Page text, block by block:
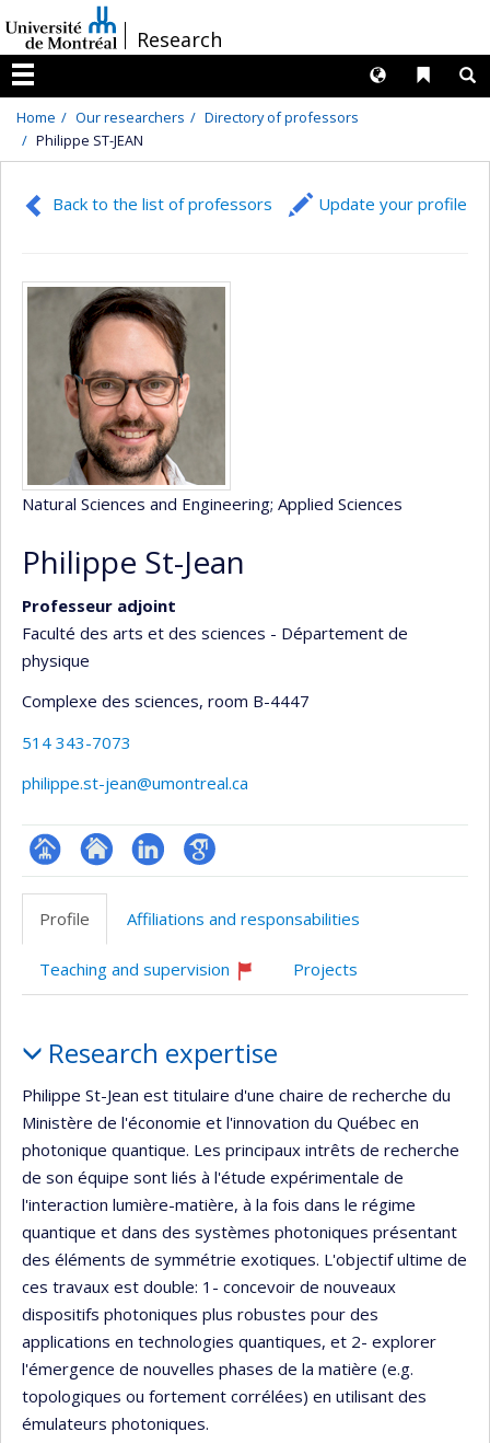
au
contenu
/Research
Menu
Liens
Langues
Home Our researchers
Directory of professors
Philippe ST-JEAN
Back to the list of professors Update your profile
Natural Sciences and Engineering; Applied Sciences
Philippe St-Jean
Professeur adjoint
Faculté des arts et des sciences - Département de
physique
Complexe des sciences, room B-4447
514 343-7073
philippe.st-jean@umontreal.ca
Page
professionnelle
Site
l’unité
de
LinkedInGoogle
Profile Affiliations and responsabilities
Teaching and supervision
Currently
Projects
Research expertise
Philippe St-Jean est titulaire d'une chaire de recherche du
Ministère de l'économie et l'innovation du Québec en
photonique quantique. Les principaux intrêts de recherche
de son équipe sont liés à l'étude expérimentale de
l'interaction lumière-matière, à la fois dans le régime
quantique et dans des systèmes photoniques présentant
des éléments de symmétrie exotiques. L'objectif ultime de
ces travaux est double: 1- concevoir de nouveaux
dispositifs photoniques plus robustes pour des
applications en technologies quantiques, et 2- explorer
l'émergence de nouvelles phases de la matière (e.g.
topologiques ou fortement corrélées) en utilisant des
émulateurs photoniques.